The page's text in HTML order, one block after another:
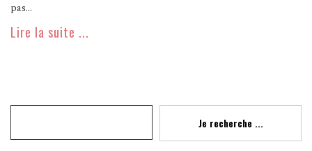
pas...
Lire la suite ...
Je recherche ...